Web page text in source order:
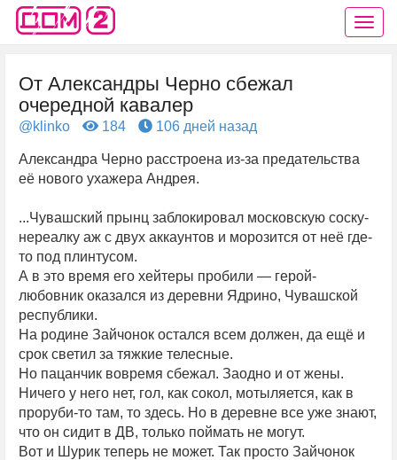
От Александры Черно сбежал
очередной кавалер
@klinko 184 106 дней назад
Александра Черно расстроена из-за предательства
её нового ухажера Андрея.
...Чувашский прынц заблокировал московскую соску-
нереалку аж с двух аккаунтов и морозится от неё где-
то под плинтусом.
А в это время его хейтеры пробили — герой-
любовник оказался из деревни Ядрино, Чувашской
республики.
На родине Зайчонок остался всем должен, да ещё и
срок светил за тяжкие телесные.
Но пацанчик вовремя сбежал. Заодно и от жены.
Ничего у него нет, гол, как сокол, мотыляется, как в
проруби-то там, то здесь. Но в деревне все уже знают,
что он сидит в ДВ, только поймать не могут.
Вот и Шурик теперь не может. Так просто Зайчонок